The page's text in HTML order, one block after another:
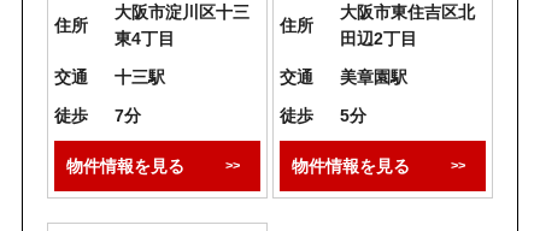
住所
大阪市淀川区十三
東4丁目
交通
十三駅
徒歩
7分
物件情報を見る
住所
大阪市東住吉区北
田辺2丁目
交通
美章園駅
徒歩
5分
物件情報を見る